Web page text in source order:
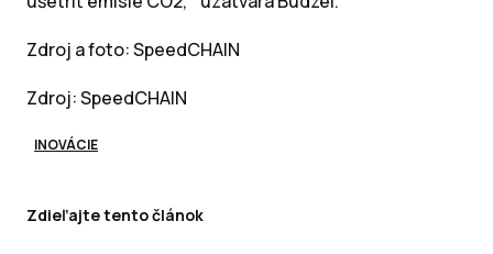
Zdroj a foto: SpeedCHAIN
Zdroj: SpeedCHAIN
INOVÁCIE
Zdieľajte tento článok